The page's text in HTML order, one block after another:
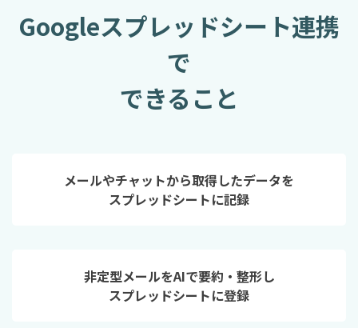
Googleスプレッドシート連携
で
できること
メールやチャットから取得したデータを
スプレッドシートに記録
非定型メールをAIで要約・整形し
スプレッドシートに登録